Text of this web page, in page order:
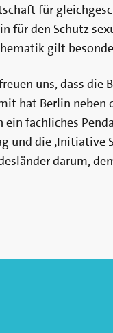
für
für den Schutz
gilt
uns, dass
hat Berlin neben
fachliches
und die
darum,